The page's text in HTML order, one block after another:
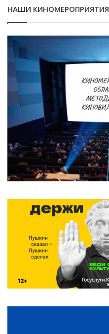
НАШИ КИНОМЕРОПРИЯТИЯ